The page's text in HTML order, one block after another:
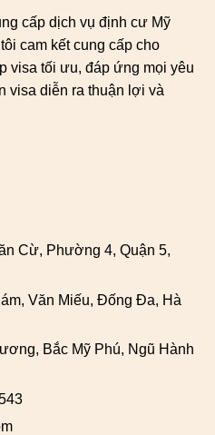
cấp dịch vụ định cư Mỹ
cam kết cung cấp cho
visa tối ưu, đáp ứng mọi yêu
visa diễn ra thuận lợi và
Cừ, Phường 4, Quận 5,
Văn Miếu, Đống Đa, Hà
Bắc Mỹ Phú, Ngũ Hành